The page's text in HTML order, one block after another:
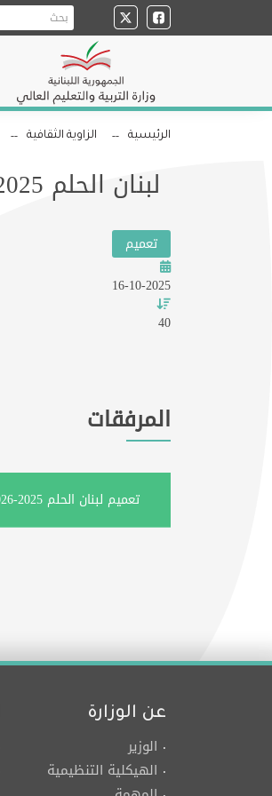
الرئيسية الزاوية الثقافية
لبنان الحلم 2025-2026
تعميم
16-10-2025
40
المرفقات
تعميم لبنان الحلم 2025-2026.pdf
عن الوزارة
الوزير
الهيكلية التنظيمية